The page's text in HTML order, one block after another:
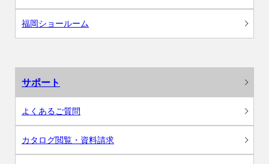
福岡ショールーム
サポート
よくあるご質問
カタログ閲覧・資料請求